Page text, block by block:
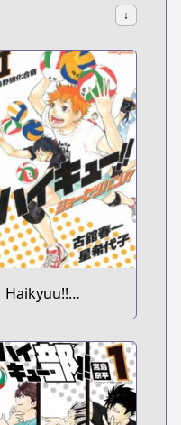
↓
Haikyuu!!
Shousetsu-ban!!